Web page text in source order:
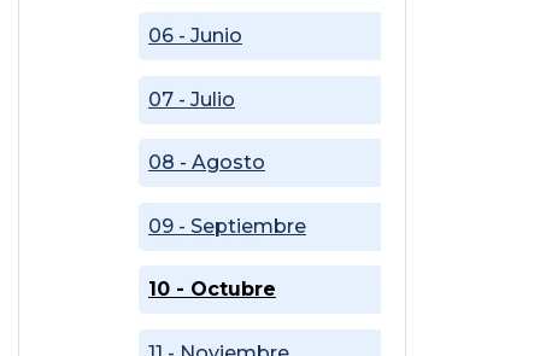
06 - Junio
07 - Julio
08 - Agosto
09 - Septiembre
10 - Octubre